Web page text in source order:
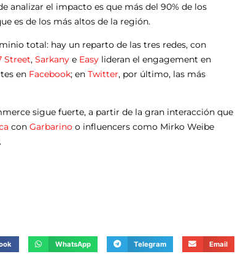
analizar el impacto es que más del 90% de los
es de los más altos de la región.
total: hay un reparto de las tres redes, con
Street, Sarkany e Easy lideran el engagement en
en Facebook; en Twitter, por último, las más
sigue fuerte, a partir de la gran interacción que
con Garbarino o influencers como Mirko Weibe
WhatsApp Telegram Email